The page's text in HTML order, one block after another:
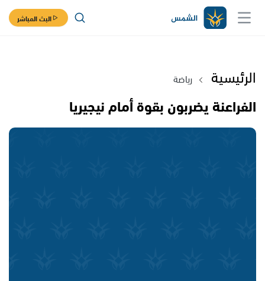
البث المباشر
الرئيسية رياضة
الفراعنة يضربون بقوة أمام نيجيريا